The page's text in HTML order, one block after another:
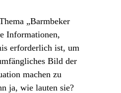
„Barmbeker
Informationen,
erforderlich ist, um
Bild der
machen zu
ja, wie lauten sie?